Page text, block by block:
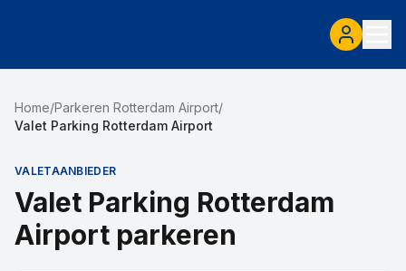
Home/Parkeren Rotterdam Airport/
Valet Parking Rotterdam Airport
VALETAANBIEDER
Valet Parking Rotterdam
Airport parkeren